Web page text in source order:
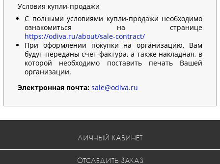
Условия купли-продажи
С полными условиями купли-продажи необходимо
ознакомиться на странице
https://odiva.ru/about/sale-contract/
При оформлении покупки на организацию, Вам
будут переданы счет-фактура, а также накладная, в
которой необходимо поставить печать Вашей
организации.
Электронная почта: sale@odiva.ru
ЛИЧНЫЙ КАБИНЕТ
ОТСЛЕДИТЬ ЗАКАЗ